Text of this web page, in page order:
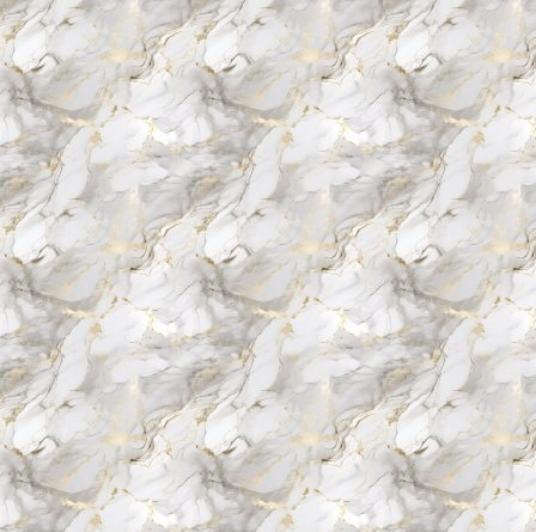
elit
John Doe
@username
Lorem ipsum dolor sit amet, consectetur adipiscing elit. Ut elit
tellus, luctus nec ullamcorper mattis, pulvinar dapibus leo.